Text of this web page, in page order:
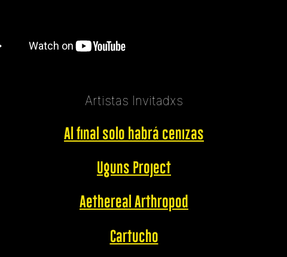
Artistas Invitadxs
Al final solo habrá cenizas
Uguns Project
Aethereal Arthropod
Cartucho